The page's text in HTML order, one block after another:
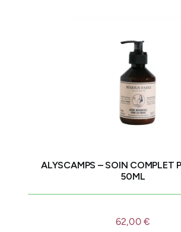
ALYSCAMPS – SOIN COMPLET
50ML
62,00€